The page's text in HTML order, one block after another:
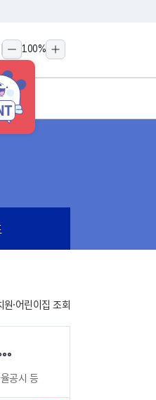
축소
100%
확대
원·어린이집 조회
공시 등